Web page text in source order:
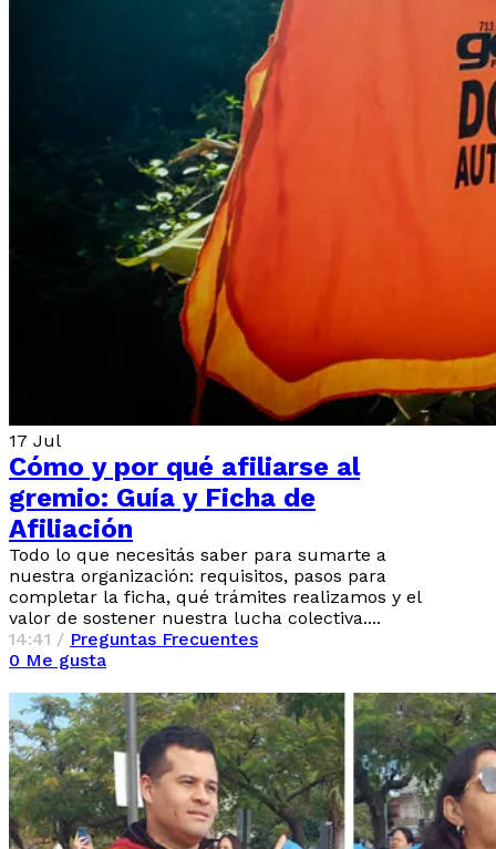
17 Jul
Cómo y por qué afiliarse al
gremio: Guía y Ficha de
Afiliación
Todo lo que necesitás saber para sumarte a
nuestra organización: requisitos, pasos para
completar la ficha, qué trámites realizamos y el
valor de sostener nuestra lucha colectiva....
14:41 / Preguntas Frecuentes
0 Me gusta